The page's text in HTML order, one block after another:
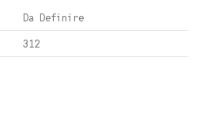
Da Definire
312